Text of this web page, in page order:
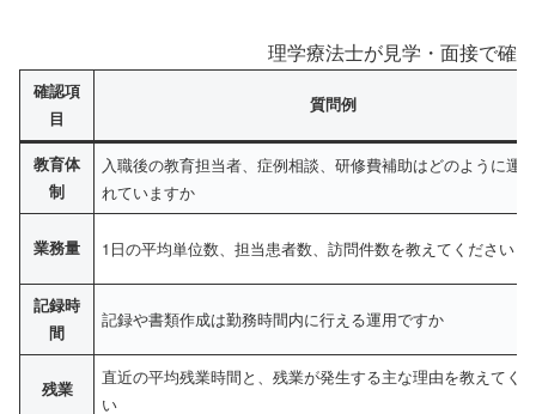
理学療法士が見学・面接で確
確認項
目
質問例
教育体
制
入職後の教育担当者、症例相談、研修費補助はどのように運
れていますか
業務量 1日の平均単位数、担当患者数、訪問件数を教えてください
記録時
間
記録や書類作成は勤務時間内に行える運用ですか
残業
直近の平均残業時間と、残業が発生する主な理由を教えてく
い